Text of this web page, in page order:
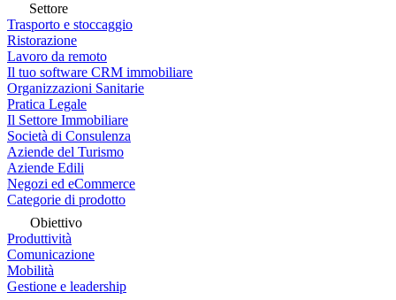
Settore
Trasporto e stoccaggio
Ristorazione
Lavoro da remoto
Il tuo software CRM immobiliare
Organizzazioni Sanitarie
Pratica Legale
Il Settore Immobiliare
Società di Consulenza
Aziende del Turismo
Aziende Edili
Negozi ed eCommerce
Categorie di prodotto
Obiettivo
Produttività
Comunicazione
Mobilità
Gestione e leadership